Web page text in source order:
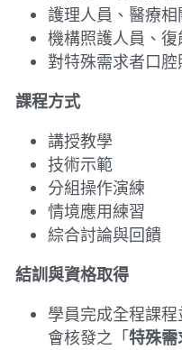
護理人員、醫療相
機構照護人員、復
對特殊需求者口
課程方式
講授教學
技術示範
分組操作演練
情境應用練習
綜合討論與回饋
結訓與資格取得
學員完成全程課
會核發之「特殊需